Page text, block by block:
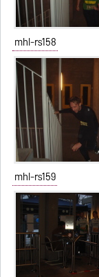
mhl-rs158
mhl-rs159